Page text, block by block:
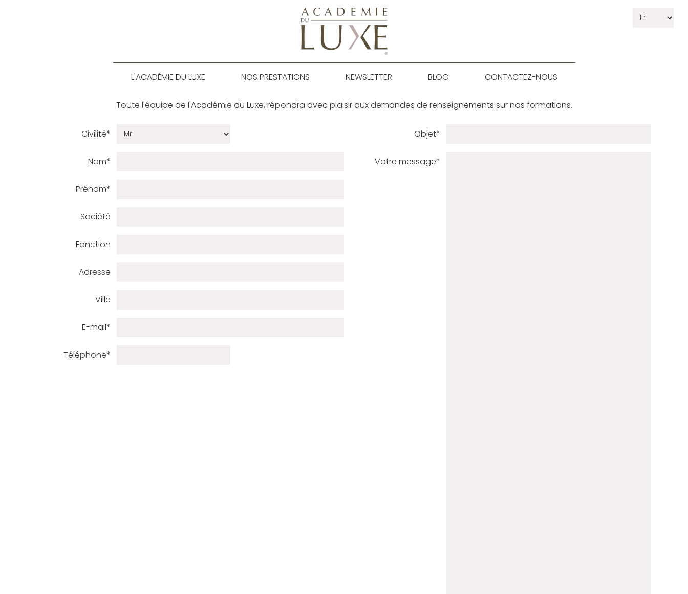
L'ACADÉMIE DU LUXE NOS PRESTATIONS NEWSLETTER BLOG CONTACTEZ-NOUS
Toute l'équipe de l'Académie du Luxe, répondra avec plaisir aux demandes de renseignements sur nos formations.
Civilité*
Nom*
Prénom*
Société
Fonction
Adresse
Ville
E-mail*
Téléphone*
Objet*
Votre message*